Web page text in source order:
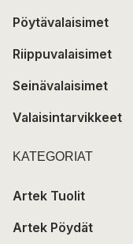
Pöytävalaisimet
Riippuvalaisimet
Seinävalaisimet
Valaisintarvikkeet
KATEGORIAT
Artek Tuolit
Artek Pöydät